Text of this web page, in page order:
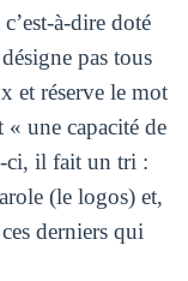
à-dire doté
pas tous
et réserve le mot
une capacité de
ci, il fait un tri :
(le logos) et,
derniers qui